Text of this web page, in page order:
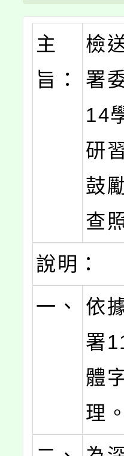
主
旨：
檢
署
14
研
鼓
查
說明：
一、
依
署
體
理。